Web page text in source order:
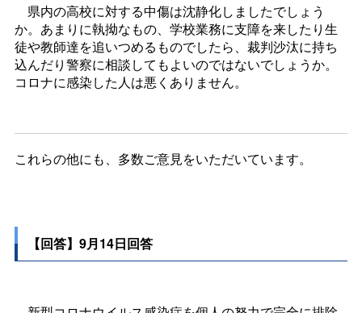
県内の高校に対する中傷は沈静化しましたでしょう
か。あまりに執拗なもの、学校業務に支障を来したり生
徒や教師達を追いつめるものでしたら、裁判沙汰に持ち
込んだり警察に相談してもよいのではないでしょうか。
コロナに感染した人は悪くありません。
これらの他にも、多数ご意見をいただいています。
【回答】9月14日回答